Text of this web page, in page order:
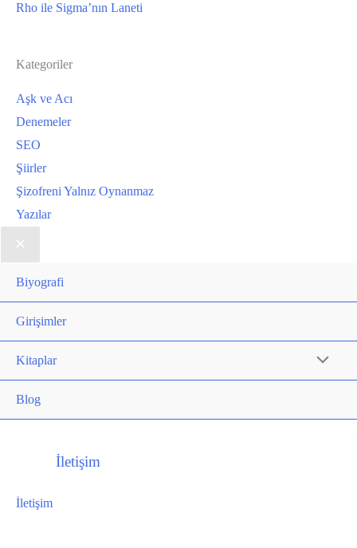
Rho ile Sigma’nın Laneti
Kategoriler
Aşk ve Acı
Denemeler
SEO
Şiirler
Şizofreni Yalnız Oynanmaz
Yazılar
Biyografi
Girişimler
Kitaplar
Blog
İletişim
İletişim